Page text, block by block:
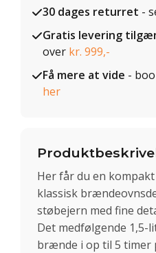
30 dages returret -
Gratis levering
over kr. 999,-
Få mere at vide -
her
Her får du en
klassisk
støbejern med fine
Det medfølgende 1,5-
brænde i op til 5 timer